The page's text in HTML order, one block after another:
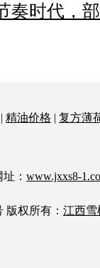
奏时代，
| 精油价格 | 复方薄
： www.jxxs8-
版权所有： 江西雪